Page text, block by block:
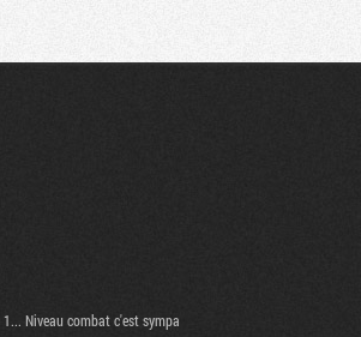
Niveau combat c'est sympa